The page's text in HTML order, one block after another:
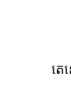
តេ